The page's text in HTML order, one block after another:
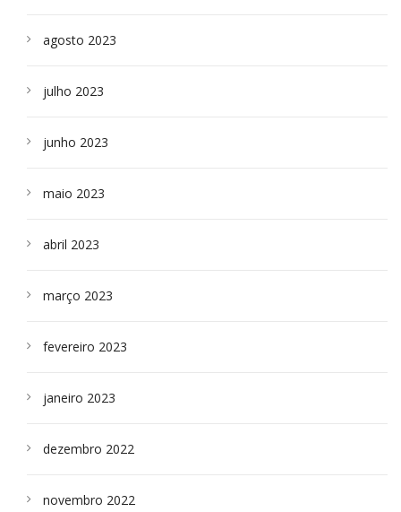
agosto 2023
julho 2023
junho 2023
maio 2023
abril 2023
março 2023
fevereiro 2023
janeiro 2023
dezembro 2022
novembro 2022